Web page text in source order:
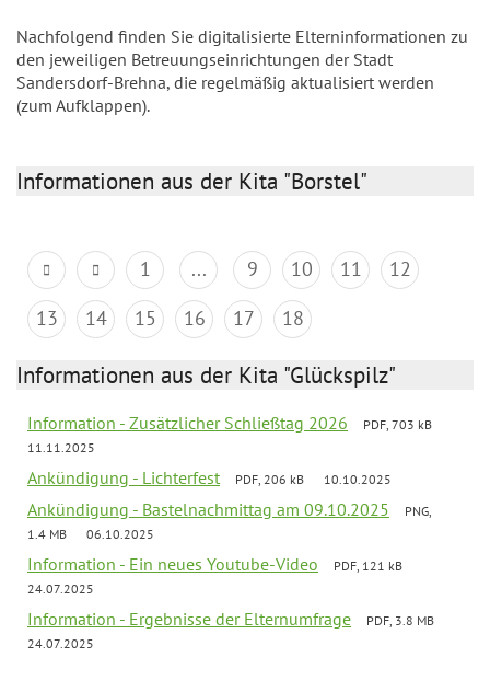
Nachfolgend finden Sie digitalisierte Elterninformationen zu
den jeweiligen Betreuungseinrichtungen der Stadt
Sandersdorf-Brehna, die regelmäßig aktualisiert werden
(zum Aufklappen).
Informationen aus der Kita "Borstel"
1 ... 9 10 11
12
13
14 15 16 17 18
Informationen aus der Kita "Glückspilz"
Information - Zusätzlicher Schließtag 2026
PDF, 703 kB
11.11.2025
Ankündigung - Lichterfest PDF, 206 kB 10.10.2025
Ankündigung - Bastelnachmittag am 09.10.2025
PNG,
1.4 MB
06.10.2025
Information - Ein neues Youtube-Video
PDF, 121 kB
24.07.2025
Information - Ergebnisse der Elternumfrage
PDF, 3.8 MB
24.07.2025